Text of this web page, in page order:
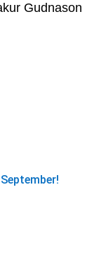
Gudnason